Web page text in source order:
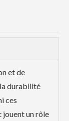
et de
durabilité
ces
jouent un rôle